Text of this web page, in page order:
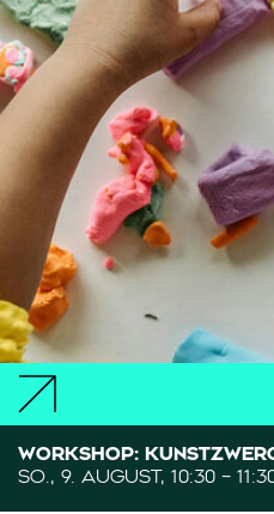
WORKSHOP:
SO., 9. AUGUST, 10:30 –